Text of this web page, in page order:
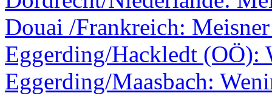
Douai /Frankreich:
Eggerding/Hackledt (OÖ):
Eggerding/Maasbach: